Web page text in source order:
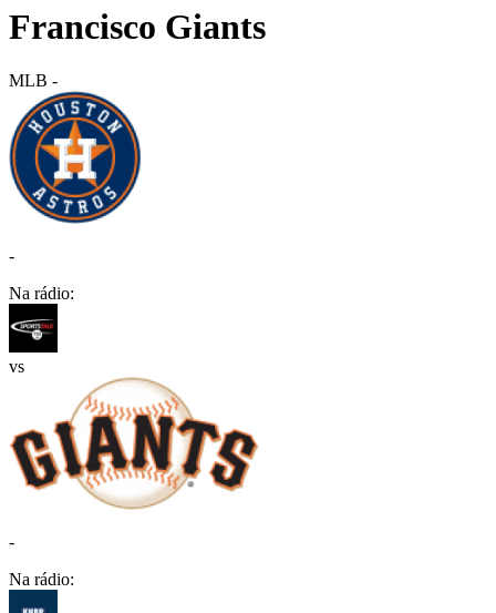
Francisco Giants
MLB -
-
Na rádio:
vs
-
Na rádio: